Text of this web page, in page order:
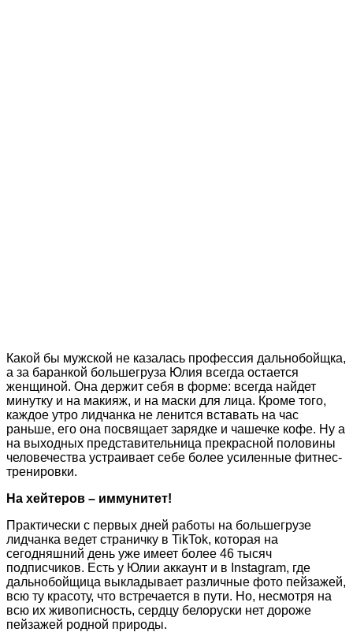
Какой бы мужской не казалась профессия дальнобойщка,
а за баранкой большегруза Юлия всегда остается
женщиной. Она держит себя в форме: всегда найдет
минутку и на макияж, и на маски для лица. Кроме того,
каждое утро лидчанка не ленится вставать на час
раньше, его она посвящает зарядке и чашечке кофе. Ну а
на выходных представительница прекрасной половины
человечества устраивает себе более усиленные фитнес-
тренировки.
На хейтеров – иммунитет!
Практически с первых дней работы на большегрузе
лидчанка ведет страничку в TikTok, которая на
сегодняшний день уже имеет более 46 тысяч
подписчиков. Есть у Юлии аккаунт и в Instagram, где
дальнобойщица выкладывает различные фото пейзажей,
всю ту красоту, что встречается в пути. Но, несмотря на
всю их живописность, сердцу белоруски нет дороже
пейзажей родной природы.